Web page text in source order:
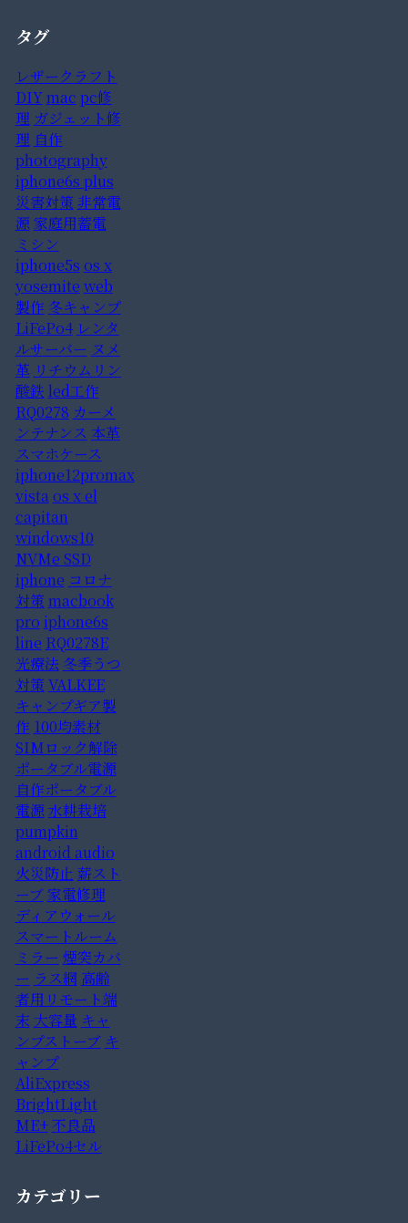
タグ
レザークラフト
DIYmac pc修
理 ガジェット修
理 自作
photography
iphone6s plus
災害対策非常電
源家庭用蓄電
ミシン
iphone5s os x
yosemite web
製作 冬キャンプ
LiFePo4 レンタ
ルサーバー ヌメ
革 リチウムリン
酸鉄 led工作
RQ0278 カーメ
ンテナンス 本革
スマホケース
iphone12promax
vistaos x el
capitan
windows10
NVMe SSD
iphone コロナ
対策macbook
pro iphone6s
line RQ0278E
光療法 冬季うつ
対策VALKEE
キャンプギア製
作 100均素材
SIMロック解除
ポータブル電源
自作ポータブル
電源水耕栽培
pumpkin
android audio
火災防止 薪スト
ーブ家電修理
ディアウォール
スマートルーム
ミラー 煙突カバ
ー ラス網 高齢
者用リモート端
末大容量 キャ
ンプストーブ キ
ャンプ
AliExpress
BrightLight
ME+不良品
LiFePo4セル
カテゴリー